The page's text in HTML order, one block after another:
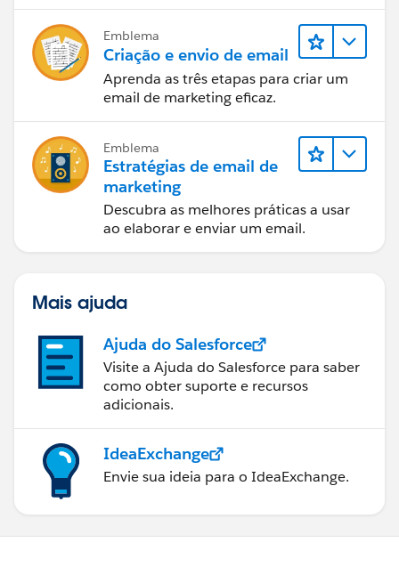
Emblema
Criação e envio de email
Aprenda as três etapas para criar um
email de marketing eficaz.
Emblema
Estratégias de email de
marketing
Descubra as melhores práticas a usar
ao elaborar e enviar um email.
Mais ajuda
Ajuda do Salesforce
Visite a Ajuda do Salesforce para saber
como obter suporte e recursos
adicionais.
IdeaExchange
Envie sua ideia para o IdeaExchange.